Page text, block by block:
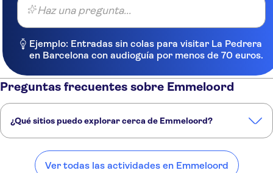
Haz una pregunta...
Ejemplo: Entradas sin colas para visitar La Pedrera
en Barcelona con audioguía por menos de 70 euros.
Preguntas frecuentes sobre Emmeloord
¿Qué sitios puedo explorar cerca de Emmeloord?
Emmeloord:
Ver todas las actividades en Emmeloord